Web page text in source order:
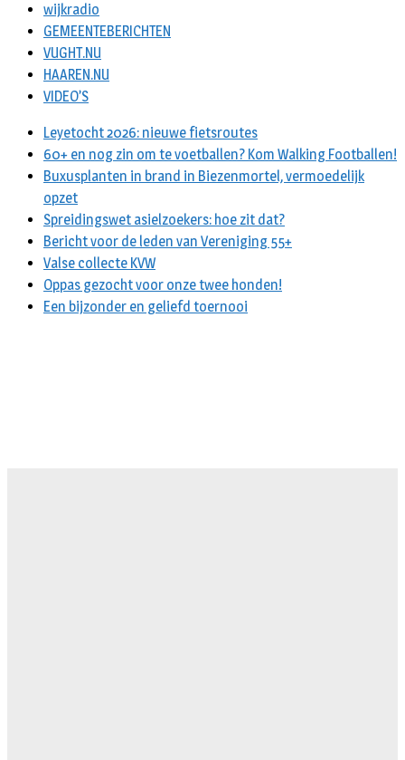
wijkradio
GEMEENTEBERICHTEN
VUGHT.NU
HAAREN.NU
VIDEO’S
Leyetocht 2026: nieuwe fietsroutes
60+ en nog zin om te voetballen? Kom Walking Footballen!
Buxusplanten in brand in Biezenmortel, vermoedelijk
opzet
Spreidingswet asielzoekers: hoe zit dat?
Bericht voor de leden van Vereniging 55+
Valse collecte KVW
Oppas gezocht voor onze twee honden!
Een bijzonder en geliefd toernooi